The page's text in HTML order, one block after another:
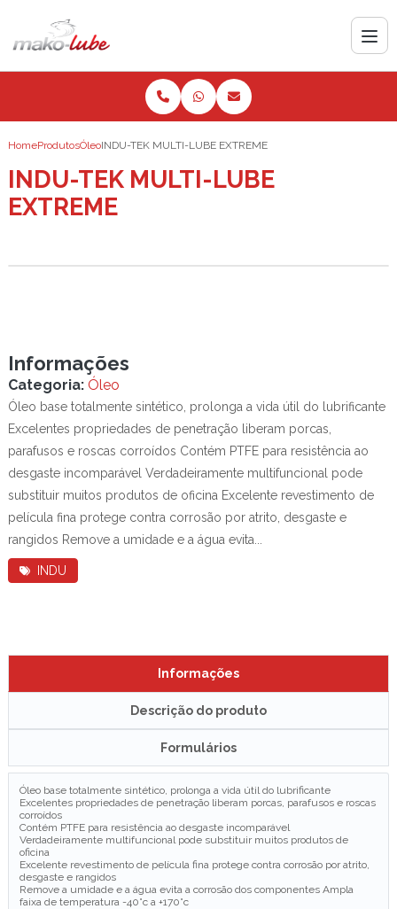
HomeProdutosÓleoINDU-TEK MULTI-LUBE EXTREME
INDU-TEK MULTI-LUBE
EXTREME
Informações
Categoria: Óleo
Óleo base totalmente sintético, prolonga a vida útil do lubrificante
Excelentes propriedades de penetração liberam porcas,
parafusos e roscas corroídos Contém PTFE para resistência ao
desgaste incomparável Verdadeiramente multifuncional pode
substituir muitos produtos de oficina Excelente revestimento de
película fina protege contra corrosão por atrito, desgaste e
rangidos Remove a umidade e a água evita...
INDU
Informações
Descrição do produto
Formulários
Óleo base totalmente sintético, prolonga a vida útil do lubrificante
Excelentes propriedades de penetração liberam porcas, parafusos e roscas
corroídos
Contém PTFE para resistência ao desgaste incomparável
Verdadeiramente multifuncional pode substituir muitos produtos de
oficina
Excelente revestimento de película fina protege contra corrosão por atrito,
desgaste e rangidos
Remove a umidade e a água evita a corrosão dos componentes Ampla
faixa de temperatura -40°c a +170°c